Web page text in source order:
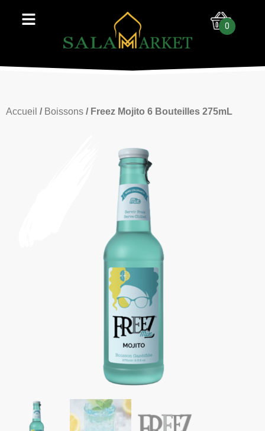
0
Accueil / Boissons / Freez Mojito 6 Bouteilles 275mL